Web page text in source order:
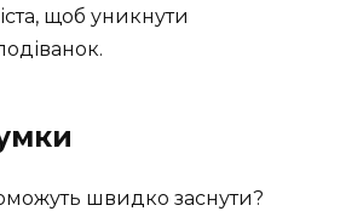
щоб уникнути
швидко заснути?